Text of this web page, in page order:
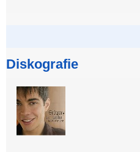
Diskografie